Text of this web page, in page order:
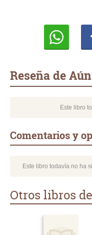
Reseña de Aún
Este libro
Comentarios y
Este libro todavía no ha
Otros libros